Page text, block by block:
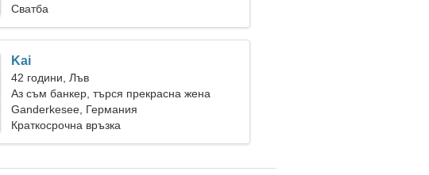
Сватба
Kai
42 години, Лъв
Аз съм банкер, търся прекрасна жена
Ganderkesee, Германия
Краткосрочна връзка